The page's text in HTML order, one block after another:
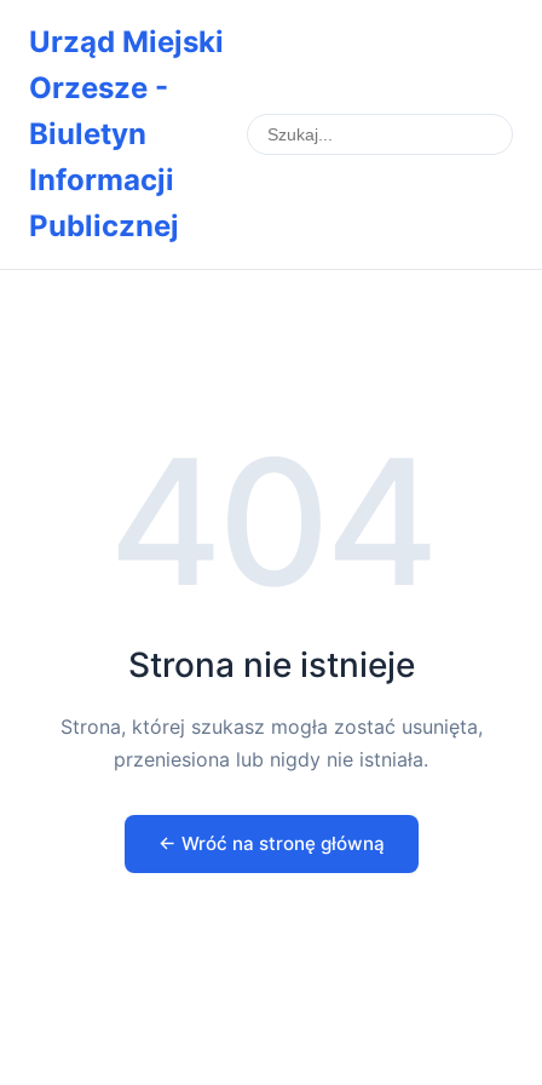
Urząd Miejski
Orzesze -
Biuletyn
Informacji
Publicznej
404
Strona nie istnieje
Strona, której szukasz mogła zostać usunięta,
przeniesiona lub nigdy nie istniała.
← Wróć na stronę główną